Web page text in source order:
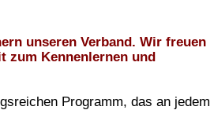
unseren Verband. Wir freuen
zum Kennenlernen und
Programm, das an jedem